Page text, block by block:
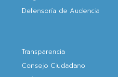
Defensoría de Audencia
Transparencia
Consejo Ciudadano